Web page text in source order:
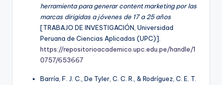
herramienta para generar content marketing por las
marcas dirigidas a jóvenes de 17 a 25 años
[TRABAJO DE INVESTIGACIÓN, Universidad
Peruana de Ciencias Aplicadas (UPC)].
https://repositorioacademico.upc.edu.pe/handle/1
0757/653667
Barría, F. J. C., De Tyler, C. C. R., & Rodríguez, C. E. T.